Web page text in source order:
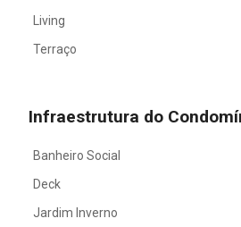
Living
Terraço
Infraestrutura do
Banheiro Social
Deck
Jardim Inverno